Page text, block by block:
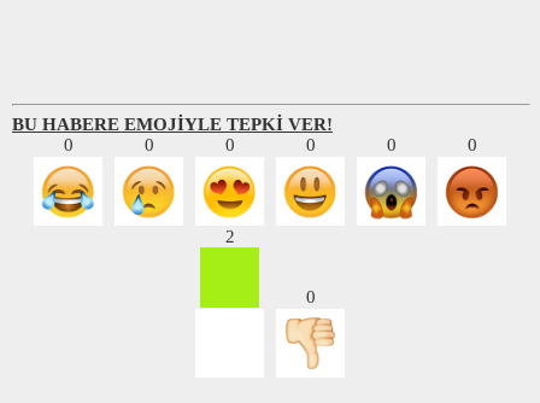
BU HABERE EMOJİYLE TEPKİ VER!
0
0 0 0 0 0
2
0